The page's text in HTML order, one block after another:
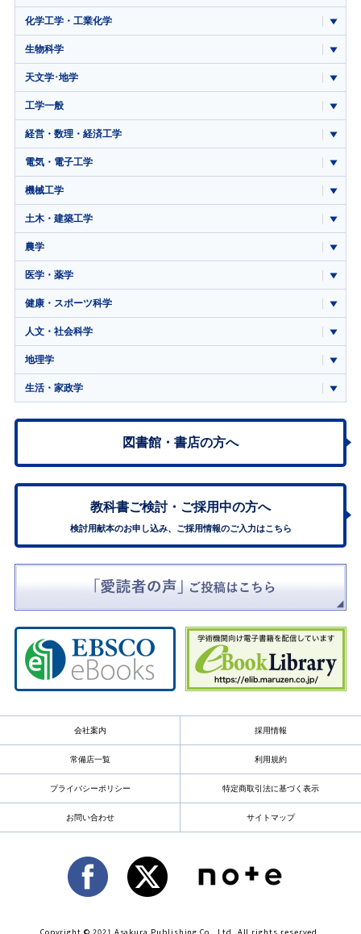
化学工学・工業化学
生物科学
天文学･地学
工学一般
経営・数理・経済工学
電気・電子工学
機械工学
土木・建築工学
農学
医学・薬学
健康・スポーツ科学
人文・社会科学
地理学
生活・家政学
図書館・書店の方へ
教科書ご検討・ ご採用中の方へ
検討用献本のお申し込み、ご採用情報のご入力はこちら
会社案内 採用情報
常備店一覧 利用規約
プライバシーポリシー 特定商取引法に基づく表示
お問い合わせ サイトマップ
Copyright © 2021 Asakura Publishing Co., Ltd. All rights reserved.